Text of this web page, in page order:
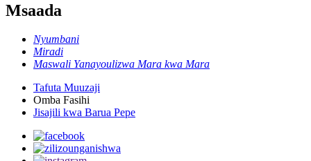
Msaada
Nyumbani
Miradi
Maswali Yanayoulizwa Mara kwa Mara
Tafuta Muuzaji
Omba Fasihi
Jisajili kwa Barua Pepe